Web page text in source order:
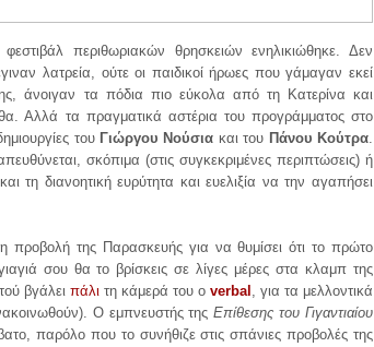
περιθωριακών θρησκειών ενηλικιώθηκε. Δεν
λατρεία, ούτε οι παιδικοί ήρωες που γάμαγαν εκεί
άνοιγαν τα πόδια πιο εύκολα από τη Κατερίνα και
Αλλά τα πραγματικά αστέρια του προγράμματος στο
του Γιώργου Νούσια και του Πάνου Κούτρα.
σκόπιμα (στις συγκεκριμένες περιπτώσεις) ή
τη διανοητική ευρύτητα και ευελιξία να την αγαπήσει
προβολή της Παρασκευής για να θυμίσει ότι το πρώτο
γιαγιά σου θα το βρίσκεις σε λίγες μέρες στα κλαμπ της
βγάλει πάλι τη κάμερά του ο verbal , για τα μελλοντικά
Ο εμπνευστής τηςΕπίθεσης του Γιγαντιαίου
παρόλο που το συνήθιζε στις σπάνιες προβολές της